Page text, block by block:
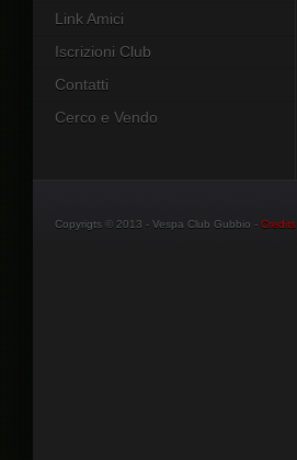
Link Amici
Iscrizioni Club
Contatti
Cerco e Vendo
Copyrigts © 2013 - Vespa Club Gubbio - Credits